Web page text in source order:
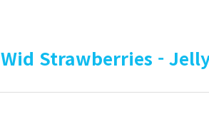
Wid Strawberries -